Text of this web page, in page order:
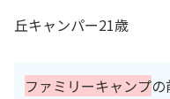
丘キャンパー21歳
ファミリーキャンプ